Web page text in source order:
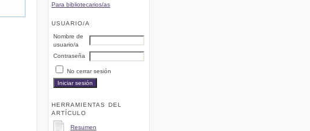
Para bibliotecarios/as
USUARIO/A
Nombre de
usuario/a
Contraseña
No cerrar sesión
HERRAMIENTAS DEL
ARTÍCULO
Resumen